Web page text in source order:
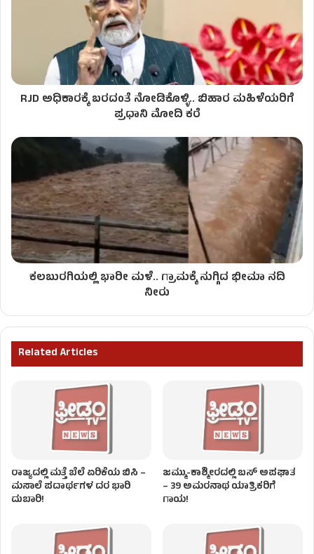
RJD ಅಧಿಕಾರಕ್ಕೆ ಬರದಂತೆ ನೋಡಿಕೊಳ್ಳಿ.. ಬಿಹಾರ ಮಹಿಳೆಯರಿಗೆ
ಪ್ರಧಾನಿ ಮೋದಿ ಕರೆ
ಕಲಬುರಗಿಯಲ್ಲಿ ಭಾರೀ ಮಳೆ.. ಗ್ರಾಮಕ್ಕೆ ನುಗ್ಗಿದ ಭೀಮಾ ನದಿ
ನೀರು
Related Articles
ರಾಜ್ಯದಲ್ಲಿ ಮತ್ತೆ ಬೆಲೆ ಏರಿಕೆಯ ಬಿಸಿ –
ಮಸಾಲೆ ಪದಾರ್ಥಗಳ ದರ ಭಾರಿ
ದುಬಾರಿ!
ಜಮ್ಮು-ಕಾಶ್ಮೀರದಲ್ಲಿ ಬಸ್ ಅಪಘಾತ
– 39 ಅಮರನಾಥ ಯಾತ್ರಿಕರಿಗೆ
ಗಾಯ!